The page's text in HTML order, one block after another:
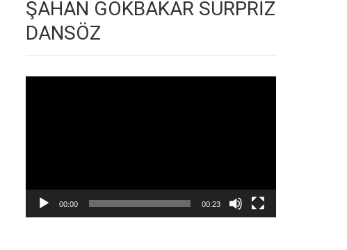
ŞAHAN GÖKBAKAR SÜRPRİZ
DANSÖZ
00:00 00:23